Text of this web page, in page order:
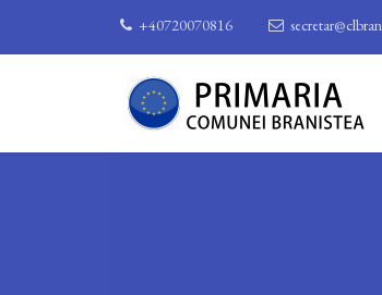
+40720070816